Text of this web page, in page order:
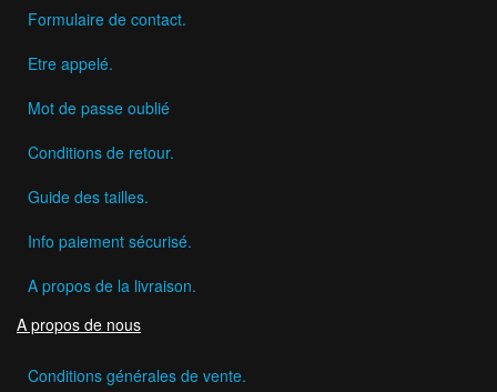
Formulaire de contact.
Etre appelé.
Mot de passe oublié
Conditions de retour.
Guide des tailles.
Info paiement sécurisé.
A propos de la livraison.
A propos de nous
Conditions générales de vente.